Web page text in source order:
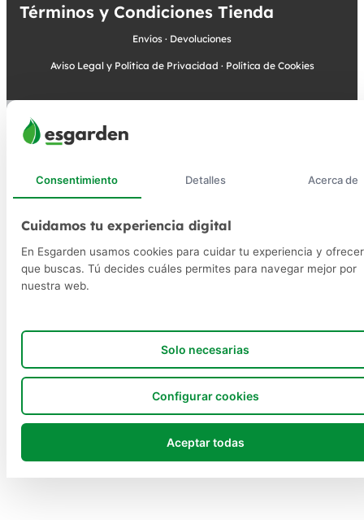
Términos y Condiciones Tienda
Envíos · Devoluciones
Aviso Legal y Política de Privacidad · Política de Cookies
Consentimiento Detalles Acerca de
Cuidamos tu experiencia digital
En Esgarden usamos cookies para cuidar tu experiencia y
que buscas. Tú decides cuáles permites para navegar mejor por
nuestra web.
Solo necesarias
Configurar cookies
Aceptar todas